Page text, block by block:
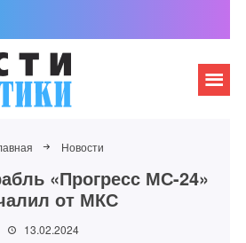
Новости
«Прогресс МС-24»
от МКС
13.02.2024